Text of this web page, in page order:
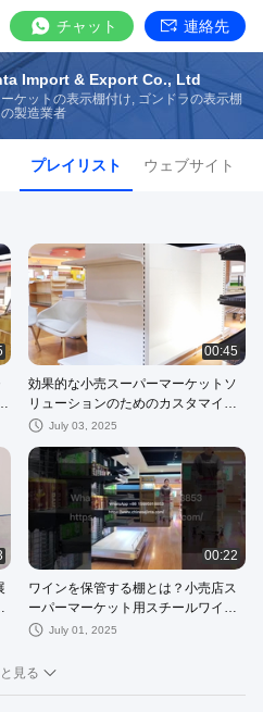
チャット 連絡先
Import & Export Co., Ltd
ケットの表示棚付け, ゴンドラの表示棚
製造業者
プレイリスト ウェブサイト
00:45
効果的な小売スーパーマーケットソ
リューションのためのカスタマイズ
された簡単な設置ショップ棚
July 03, 2025
00:22
ワインを保管する棚とは？小売店ス
ーパーマーケット用スチールワイン
ディスプレイ棚
July 01, 2025
見る